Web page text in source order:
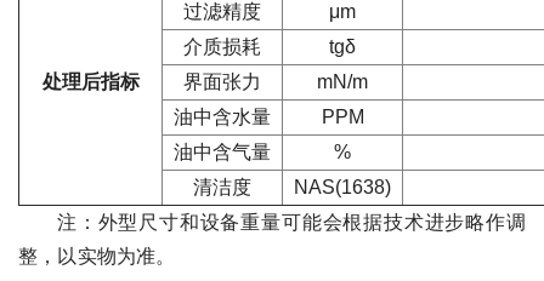
处理后指标
过滤精度
μm
介质损耗
tgδ
界面张力
mN/m
油中含水量
PPM
油中含气量
%
清洁度
NAS(1638)
注：外型尺寸和设备重量可能会根据技术进步略作调
整，以实物为准。